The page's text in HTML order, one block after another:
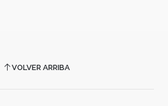
VOLVER ARRIBA